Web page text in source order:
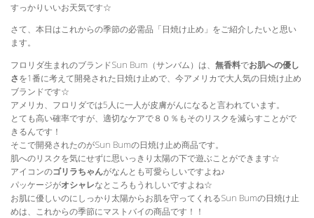
すっかりいいお天気です☆
さて、本日はこれからの季節の必需品「日焼け止め」をご紹介したいと思い
ます。
フロリダ生まれのブランドSun Bum（サンバム）は、 無香料でお肌への優し
さを1番に考えて開発された日焼け止めで、今アメリカで大人気の日焼け止め
ブランドです☆
アメリカ、フロリダでは5人に一人が皮膚がんになると言われています。
とても高い確率ですが、適切なケアで８０％もそのリスクを減らすことがで
きるんです！
そこで開発されたのがSun Bumの日焼け止め商品です。
肌へのリスクを気にせずに思いっきり太陽の下で遊ぶことができます☆
アイコンのゴリラちゃんがなんとも可愛らしいですよね♪
パッケージがオシャレなところもうれしいですよね☆
お肌に優しいのにしっかり太陽からお肌を守ってくれるSun Bumの日焼け止
めは、これからの季節にマストバイの商品です！！